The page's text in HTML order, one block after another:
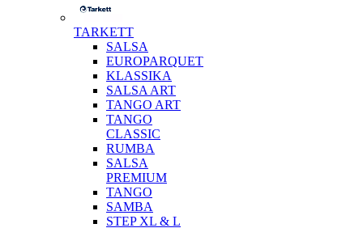
TARKETT
SALSA
EUROPARQUET
KLASSIKA
SALSA ART
TANGO ART
TANGO
CLASSIC
RUMBA
SALSA
PREMIUM
TANGO
SAMBA
STEP XL & L